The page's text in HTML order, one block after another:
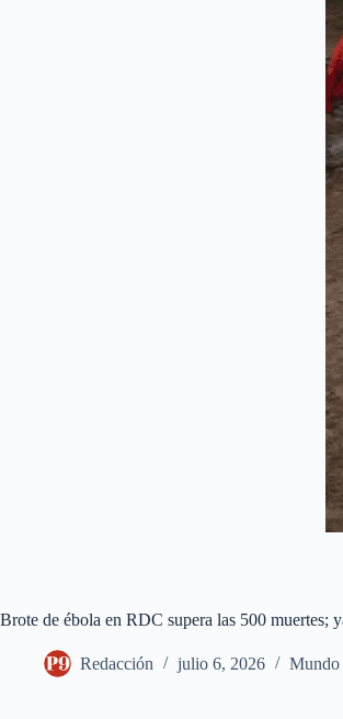
Brote de ébola en RDC supera las 500 muertes;
Redacción julio 6, 2026 Mundo